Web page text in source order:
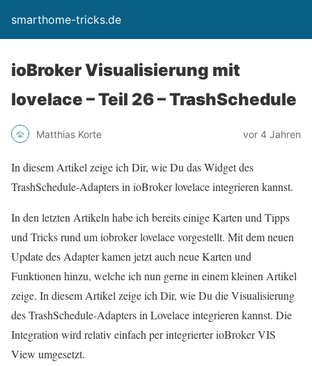
smarthome-tricks.de
ioBroker Visualisierung mit
lovelace – Teil 26 – TrashSchedule
Matthias Korte vor 4 Jahren
In diesem Artikel zeige ich Dir, wie Du das Widget des
TrashSchedule-Adapters in ioBroker lovelace integrieren kannst.
In den letzten Artikeln habe ich bereits einige Karten und Tipps
und Tricks rund um iobroker lovelace vorgestellt. Mit dem neuen
Update des Adapter kamen jetzt auch neue Karten und
Funktionen hinzu, welche ich nun gerne in einem kleinen Artikel
zeige. In diesem Artikel zeige ich Dir, wie Du die Visualisierung
des TrashSchedule-Adapters in Lovelace integrieren kannst. Die
Integration wird relativ einfach per integrierter ioBroker VIS
View umgesetzt.